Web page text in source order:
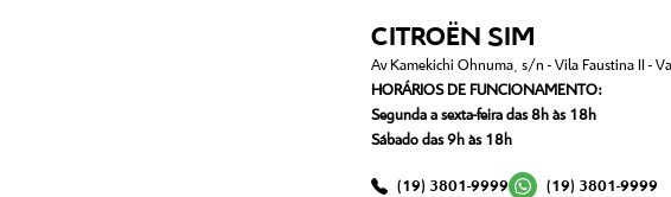
CITROËN SIM
Av Kamekichi Ohnuma, s/n - Vila Faustina II -
HORÁRIOS DE FUNCIONAMENTO:
Segunda a sexta-feira das 8h às 18h
Sábado das 9h às 18h
(19) 3801-9999 (19) 3801-9999